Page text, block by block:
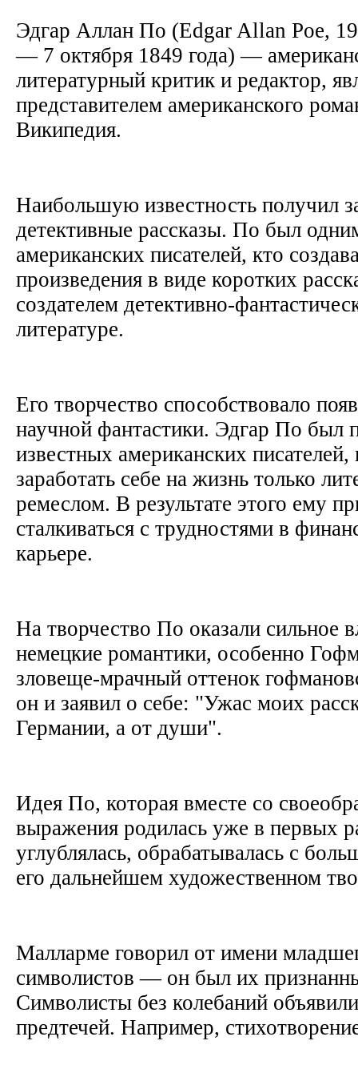
Эдгар Аллан По (Edgar Allan Poe, 19
— 7 октября 1849 года) —
литературный критик и редактор,
представителем американского
Википедия.
Наибольшую известность получил
детективные рассказы. По был
американских писателей, кто
произведения в виде коротких
создателем детективно-
литературе.
Его творчество способствовало
научной фантастики. Эдгар По был
известных американских
заработать себе на жизнь только
ремеслом. В результате этого ему
сталкиваться с трудностями в
карьере.
На творчество По оказали сильное
немецкие романтики, особенно
зловеще-мрачный оттенок
он и заявил о себе: "Ужас моих
Германии, а от души".
Идея По, которая вместе со
выражения родилась уже в первых
углублялась, обрабатывалась с
его дальнейшем художественном
Малларме говорил от имени
символистов — он был их
Символисты без колебаний
предтечей. Например,